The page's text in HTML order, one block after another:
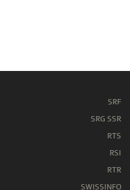
SRF
SRG SSR
RTS
RSI
RTR
SWISSINFO